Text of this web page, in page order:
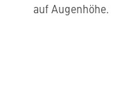
auf Augenhöhe.